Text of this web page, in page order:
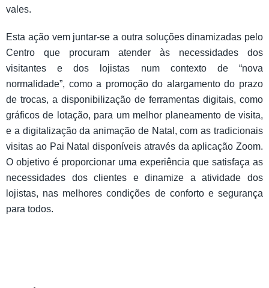
vales.
Esta ação vem juntar-se a outra soluções dinamizadas pelo
Centro que procuram atender às necessidades dos
visitantes e dos lojistas num contexto de “nova
normalidade”, como a promoção do alargamento do prazo
de trocas, a disponibilização de ferramentas digitais, como
gráficos de lotação, para um melhor planeamento de visita,
e a digitalização da animação de Natal, com as tradicionais
visitas ao Pai Natal disponíveis através da aplicação Zoom.
O objetivo é proporcionar uma experiência que satisfaça as
necessidades dos clientes e dinamize a atividade dos
lojistas, nas melhores condições de conforto e segurança
para todos.